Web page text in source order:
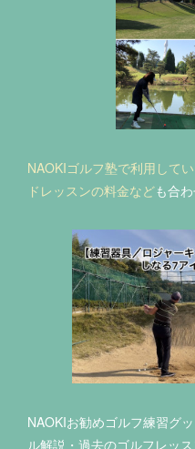
NAOKIゴルフ塾で利用して
ドレッスンの料金なども合
NAOKIお勧めゴルフ練習グ
ル解説・過去のゴルフレッ